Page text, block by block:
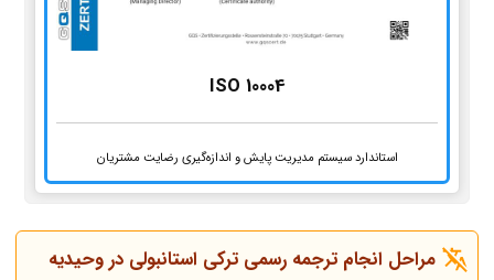
ISO 10004
استاندارد سیستم مدیریت پایش و اندازه‌گیری رضایت مشتریان
مراحل انجام ترجمه رسمی ترکی استانبولی در وحیدیه